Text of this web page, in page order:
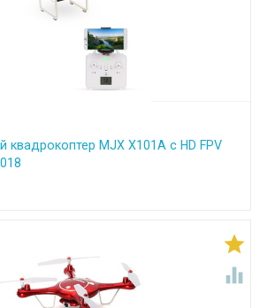
квадрокоптер MJX X101A c HD FPV

